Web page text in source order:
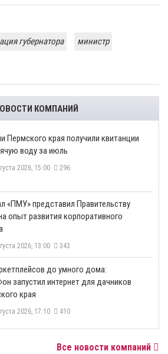
губернатора
министр
КОМПАНИЙ
Пермского края получили квитанции
воду за июль
2026, 15:00 296
«ПМУ» представил Правительству
опыт развития корпоративного
2026, 13:00 343
до умного дома:
запустил интернет для дачников
края
2026, 17:10 410
Все новости компаний